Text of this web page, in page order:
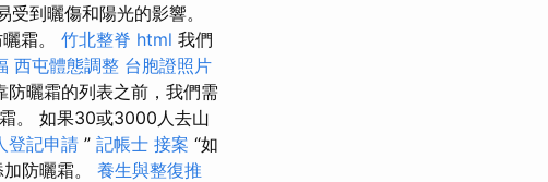
到曬傷和陽光的影響。
霜。 竹北整脊 html 我們
西屯體態調整 台胞證照片
防曬霜的列表之前，我們需
。 如果30或3000人去山
登記申請 ” 記帳士 接案 “如
防曬霜。 養生與整復推